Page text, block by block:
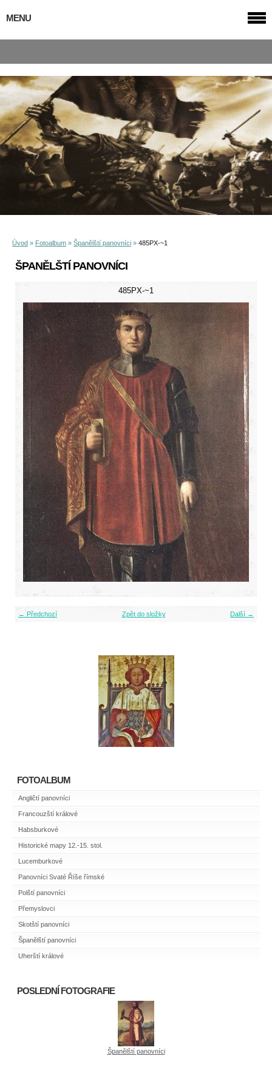
Úvod » Fotoalbum » Španělští panovníci » 485PX-~1
ŠPANĚLŠTÍ PANOVNÍCI
485PX-~1
← Předchozí Další →
Zpět do složky
MENU
FOTOALBUM
Angličtí panovníci
Francouzští králové
Habsburkové
Historické mapy 12.-15. stol.
Lucemburkové
Panovníci Svaté Říše římské
Polští panovníci
Přemyslovci
Skotští panovníci
Španělští panovníci
Uherští králové
POSLEDNÍ FOTOGRAFIE
Španělští panovníci